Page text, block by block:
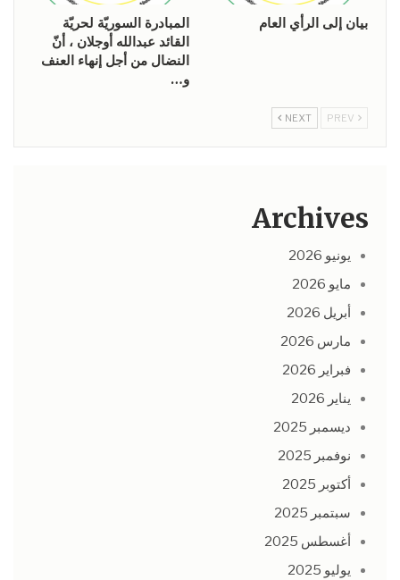
بيان إلى الرأي العام
المبادرة السوريّة لحريّة
القائد عبدالله أوجلان ، أنّ
النضال من أجل إنهاء العنف
و…
NEXT
Archives
يونيو 2026
مايو 2026
أبريل 2026
مارس 2026
فبراير 2026
يناير 2026
ديسمبر 2025
نوفمبر 2025
أكتوبر 2025
سبتمبر 2025
أغسطس 2025
يوليو 2025